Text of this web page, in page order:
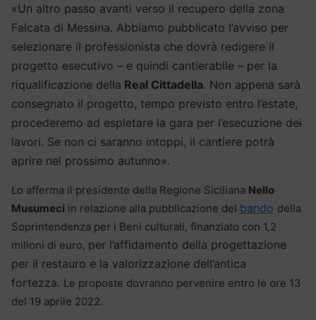
«Un altro passo avanti verso il recupero della zona
Falcata di Messina. Abbiamo pubblicato l’avviso per
selezionare il professionista che dovrà redigere il
progetto esecutivo – e quindi cantierabile – per la
riqualificazione della Real Cittadella. Non appena sarà
consegnato il progetto, tempo previsto entro l’estate,
procederemo ad espletare la gara per l’esecuzione dei
lavori. Se non ci saranno intoppi, il cantiere potrà
aprire nel prossimo autunno».
Lo afferma il presidente della Regione Siciliana Nello
Musumeci in relazione alla pubblicazione del bando della
Soprintendenza per i Beni culturali, finanziato con 1,2
milioni di euro, per l’affidamento della progettazione
per il restauro e la valorizzazione dell’antica
fortezza. Le proposte dovranno pervenire entro le ore 13
del 19 aprile 2022.